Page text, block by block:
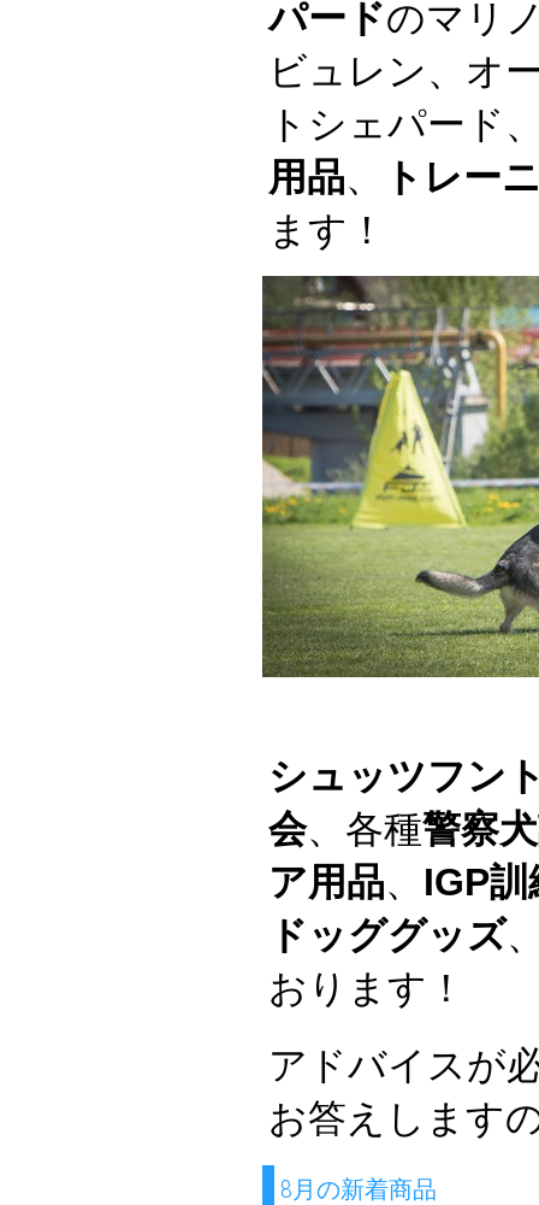
パードのマリ
ビュレン、オ
トシェパード
用品、
トレー
ます！
シュッツフン
会、各種警察
ア用品、 IGP
ドッググッズ
おります！
アドバイスが
お答えします
8月の新着商品